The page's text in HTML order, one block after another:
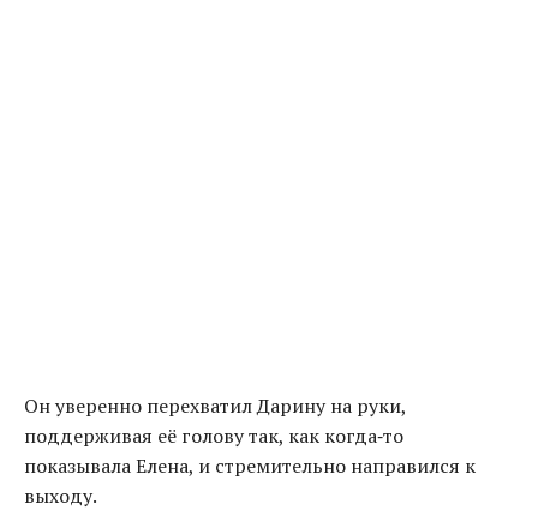
Он уверенно перехватил Дарину на руки,
поддерживая её голову так, как когда‑то
показывала Елена, и стремительно направился к
выходу.